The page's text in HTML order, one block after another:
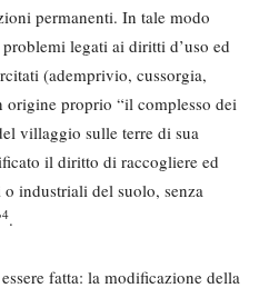
permanenti. In tale modo
legati ai diritti d’uso ed
(ademprivio, cussorgia,
origine proprio “il complesso dei
villaggio sulle terre di sua
il diritto di raccogliere ed
industriali del suolo, senza
4.
fatta: la modificazione della